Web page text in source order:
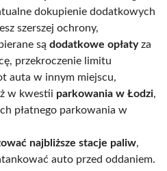
dokupienie dodatkowych
szerszej ochrony,
są dodatkowe opłatyza
przekroczenie limitu
auta w innym miejscu,
w kwestii parkowania w Łodzi,
płatnego parkowania w
najbliższe stacje paliw,
auto przed oddaniem.